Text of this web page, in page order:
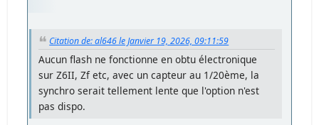
Citation de: al646 le Janvier 19, 2026, 09:11:59
Aucun flash ne fonctionne en obtu électronique
sur Z6II, Zf etc, avec un capteur au 1/20ème, la
synchro serait tellement lente que l'option n'est
pas dispo.